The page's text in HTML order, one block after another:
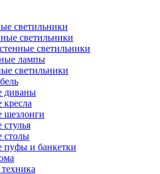
светильники
светильники
светильники
лампы
светильники
диваны
шезлонги
столы
пуфы и банкетки